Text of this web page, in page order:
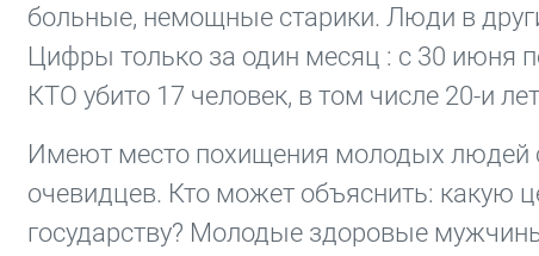
больные, немощные старики. Люди в
Цифры только за один месяц : с 30 июня
КТО убито 17 человек, в том числе 20-и
Имеют место похищения молодых людей
очевидцев. Кто может объяснить: какую
государству? Молодые здоровые